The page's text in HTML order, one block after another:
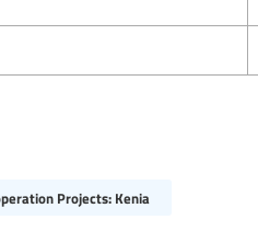
Projects: Kenia